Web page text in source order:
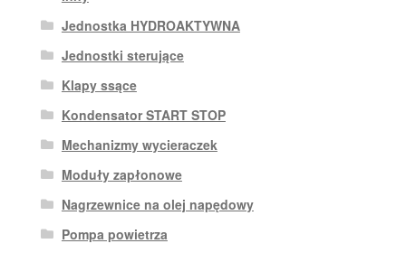
Jednostka HYDROAKTYWNA
Jednostki sterujące
Klapy ssące
Kondensator START STOP
Mechanizmy wycieraczek
Moduły zapłonowe
Nagrzewnice na olej napędowy
Pompa powietrza